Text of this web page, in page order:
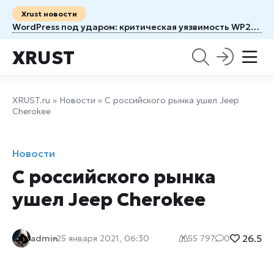
Xrust новости
WordPress под ударом: критическая уязвимость WP2Shell уже эксплуатируется
XRUST
XRUST.ru » Новости » С российского рынка ушел Jeep
Cherokee
Новости
С российского рынка
ушел Jeep Cherokee
admin25 января 2021, 06:30 55 797 0 26.5